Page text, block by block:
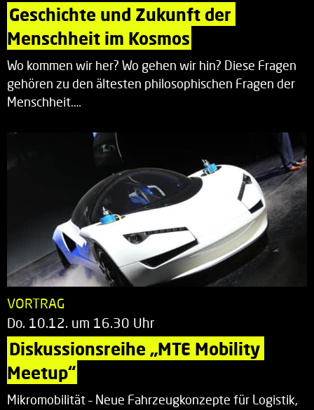
Geschichte und Zukunft der
Menschheit im Kosmos
Wo kommen wir her? Wo gehen wir hin? Diese Fragen
gehören zu den ältesten philosophischen Fragen der
Menschheit.…
VORTRAG
Do. 10.12. um 16.30 Uhr
Diskussionsreihe „MTE Mobility
Meetup“
Mikromobilität – Neue Fahrzeugkonzepte für Logistik,